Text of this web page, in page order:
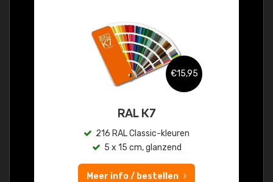
€15,95
RAL K7
216 RAL Classic-kleuren
5 x 15 cm, glanzend
Meer info / bestellen